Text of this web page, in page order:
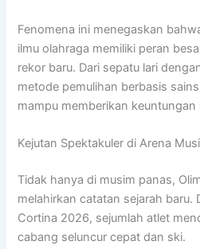
Fenomena ini menegaskan
ilmu olahraga memiliki peran
rekor baru. Dari sepatu lari
metode pemulihan berbasis
mampu memberikan
Kejutan Spektakuler di Arena
Tidak hanya di musim panas,
melahirkan catatan sejarah baru.
Cortina 2026, sejumlah atlet
cabang seluncur cepat dan ski.